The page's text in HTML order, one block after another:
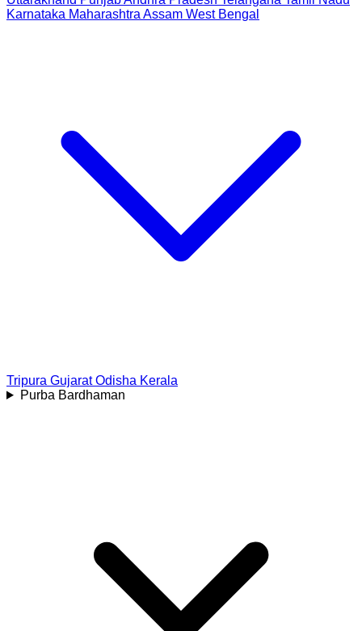
Karnataka Maharashtra Assam West Bengal
Tripura Gujarat Odisha Kerala
Purba Bardhaman